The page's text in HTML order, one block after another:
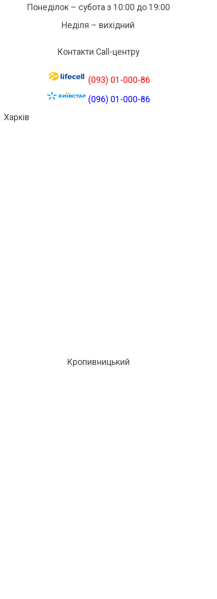
Понеділок – субота з 10:00 до 19:00
Неділя – вихідний
Контакти Call-центру
(093) 01-000-86
(096) 01-000-86
Харків
Кропивницький